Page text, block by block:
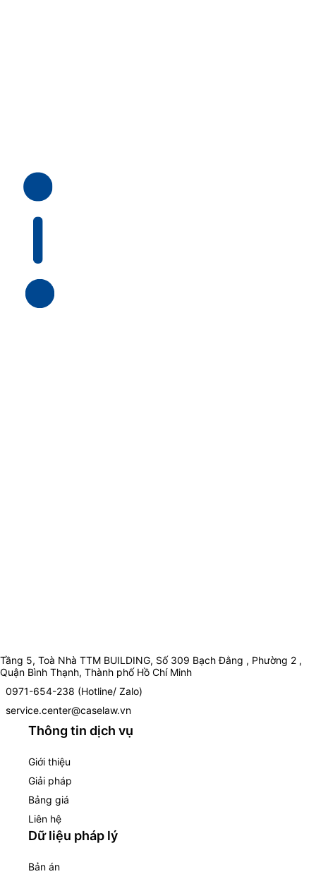
Tầng 5, Toà Nhà TTM BUILDING, Số 309 Bạch Đằng , Phường 2 ,
Quận Bình Thạnh, Thành phố Hồ Chí Minh
0971-654-238 (Hotline/ Zalo)
service.center@caselaw.vn
Thông tin dịch vụ
Giới thiệu
Giải pháp
Bảng giá
Liên hệ
Dữ liệu pháp lý
Bản án